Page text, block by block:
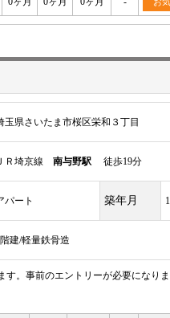
玉県さいたま市桜区栄和３丁目
Ｒ埼京線 南与野駅 徒歩19分
パート 築年月
建/軽量鉄骨造
。事前のエントリーが必要になり